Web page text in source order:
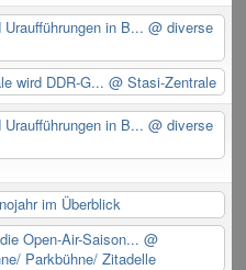
Uraufführungen in B... @ diverse
wird DDR-G...@ Stasi-Zentrale
Uraufführungen in B... @ diverse
im Überblick
Open-Air-Saison... @
Parkbühne/ Zitadelle